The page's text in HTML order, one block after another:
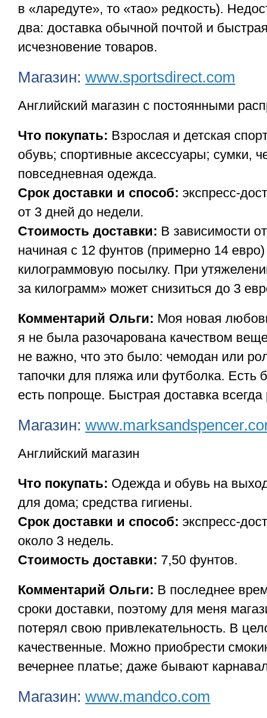
в «ларедуте», то «тао» редкость).
два: доставка обычной почтой и
исчезновение товаров.
Магазин: www.sportsdirect.com
Английский магазин с постоянными
Что покупать: Взрослая и детская
обувь; спортивные аксессуары; сумки,
повседневная одежда.
Срок доставки и способ: экспресс-
от 3 дней до недели.
Стоимость доставки: В зависимости
начиная с 12 фунтов (примерно 14 евро)
килограммовую посылку. При
за килограмм» может снизиться до 3
Комментарий Ольги: Моя новая
я не была разочарована качеством
не важно, что это было: чемодан или
тапочки для пляжа или футболка. Есть
есть попроще. Быстрая доставка всегда
Магазин:
Английский магазин
Что покупать: Одежда и обувь на
для дома; средства гигиены.
Срок доставки и способ: экспресс-
около 3 недель.
Стоимость доставки: 7,50 фунтов.
Комментарий Ольги: В последнее
сроки доставки, поэтому для меня
потерял свою привлекательность. В
качественные. Можно приобрести
вечернее платье; даже бывают
Магазин: www.mandco.com